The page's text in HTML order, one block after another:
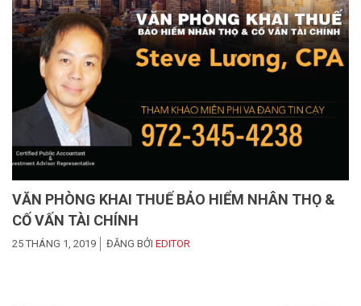
VĂN PHÒNG KHAI THUẾ BẢO HIỂM NHÂN THỌ &
CỐ VẤN TÀI CHÍNH
25 THÁNG 1, 2019 ĐĂNG BỞI EDITOR